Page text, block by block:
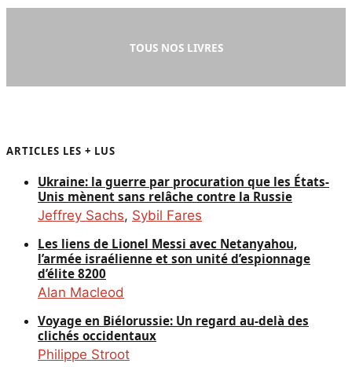
TOUS NOS LIVRES
ARTICLES LES + LUS
Ukraine: la guerre par procuration que les États-
Unis mènent sans relâche contre la Russie
Jeffrey Sachs, Sybil Fares
Les liens de Lionel Messi avec Netanyahou,
l’armée israélienne et son unité d’espionnage
d’élite 8200
Alan Macleod
Voyage en Biélorussie: Un regard au-delà des
clichés occidentaux
Philippe Stroot